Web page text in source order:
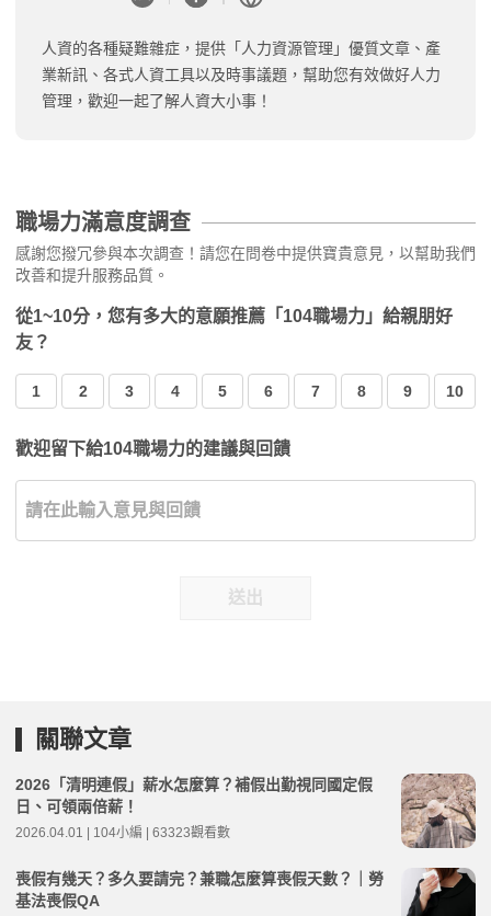
人資的各種疑難雜症，提供「人力資源管理」優質文章、產
業新訊、各式人資工具以及時事議題，幫助您有效做好人力
管理，歡迎一起了解人資大小事！
職場力滿意度調查
感謝您撥冗參與本次調查！請您在問卷中提供寶貴意見，以幫助我們
改善和提升服務品質。
從1~10分，您有多大的意願推薦「104職場力」給親朋好
友？
1 2 3 4 5 6 7 8 9 10
歡迎留下給104職場力的建議與回饋
送出
關聯文章
2026「清明連假」薪水怎麼算？補假出勤視同國定假
日、可領兩倍薪！
2026.04.01 | 104小編 | 63323觀看數
喪假有幾天？多久要請完？兼職怎麼算喪假天數？｜勞
基法喪假QA